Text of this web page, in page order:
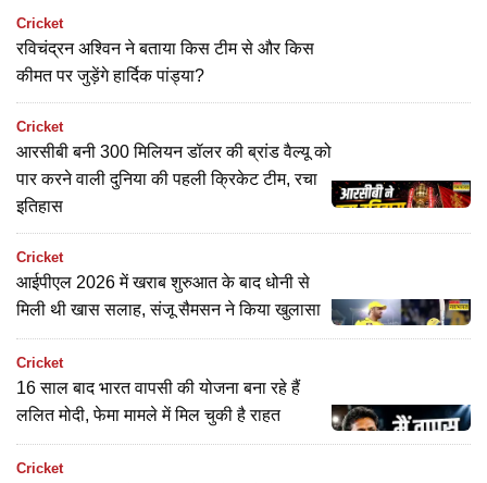
Cricket
रविचंद्रन अश्विन ने बताया किस टीम से और किस
कीमत पर जुड़ेंगे हार्दिक पांड्या?
Cricket
आरसीबी बनी 300 मिलियन डॉलर की ब्रांड वैल्यू को
पार करने वाली दुनिया की पहली क्रिकेट टीम, रचा
इतिहास
Cricket
आईपीएल 2026 में खराब शुरुआत के बाद धोनी से
मिली थी खास सलाह, संजू सैमसन ने किया खुलासा
Cricket
16 साल बाद भारत वापसी की योजना बना रहे हैं
ललित मोदी, फेमा मामले में मिल चुकी है राहत
Cricket